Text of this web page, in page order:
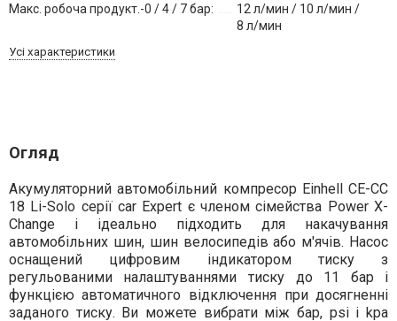
Макс. робоча продукт.-0 / 4 / 7 бар:
12 л/мин / 10 л/мин /
8 л/мин
Усі характеристики
Огляд
Акумуляторний автомобільний компресор Einhell CE-CC
18 Li-Solo серії car Expert є членом сімейства Power X-
Change і ідеально підходить для накачування
автомобільних шин, шин велосипедів або м'ячів. Насос
оснащений цифровим індикатором тиску з
регульованими налаштуваннями тиску до 11 бар і
функцією автоматичного відключення при досягненні
заданого тиску. Ви можете вибрати між бар, psi і kpa